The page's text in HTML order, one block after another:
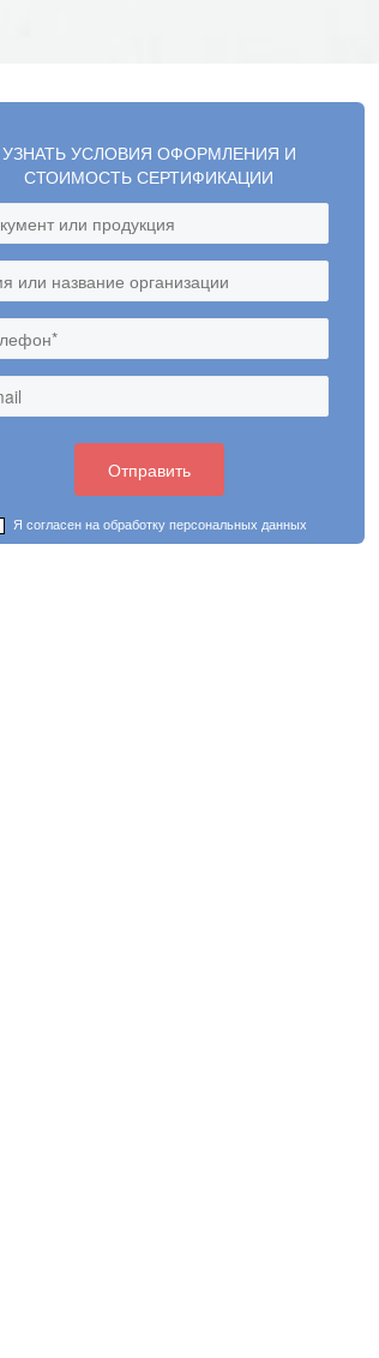
УЗНАТЬ УСЛОВИЯ ОФОРМЛЕНИЯ И
СТОИМОСТЬ СЕРТИФИКАЦИИ
Я согласен на обработкуперсональных данных